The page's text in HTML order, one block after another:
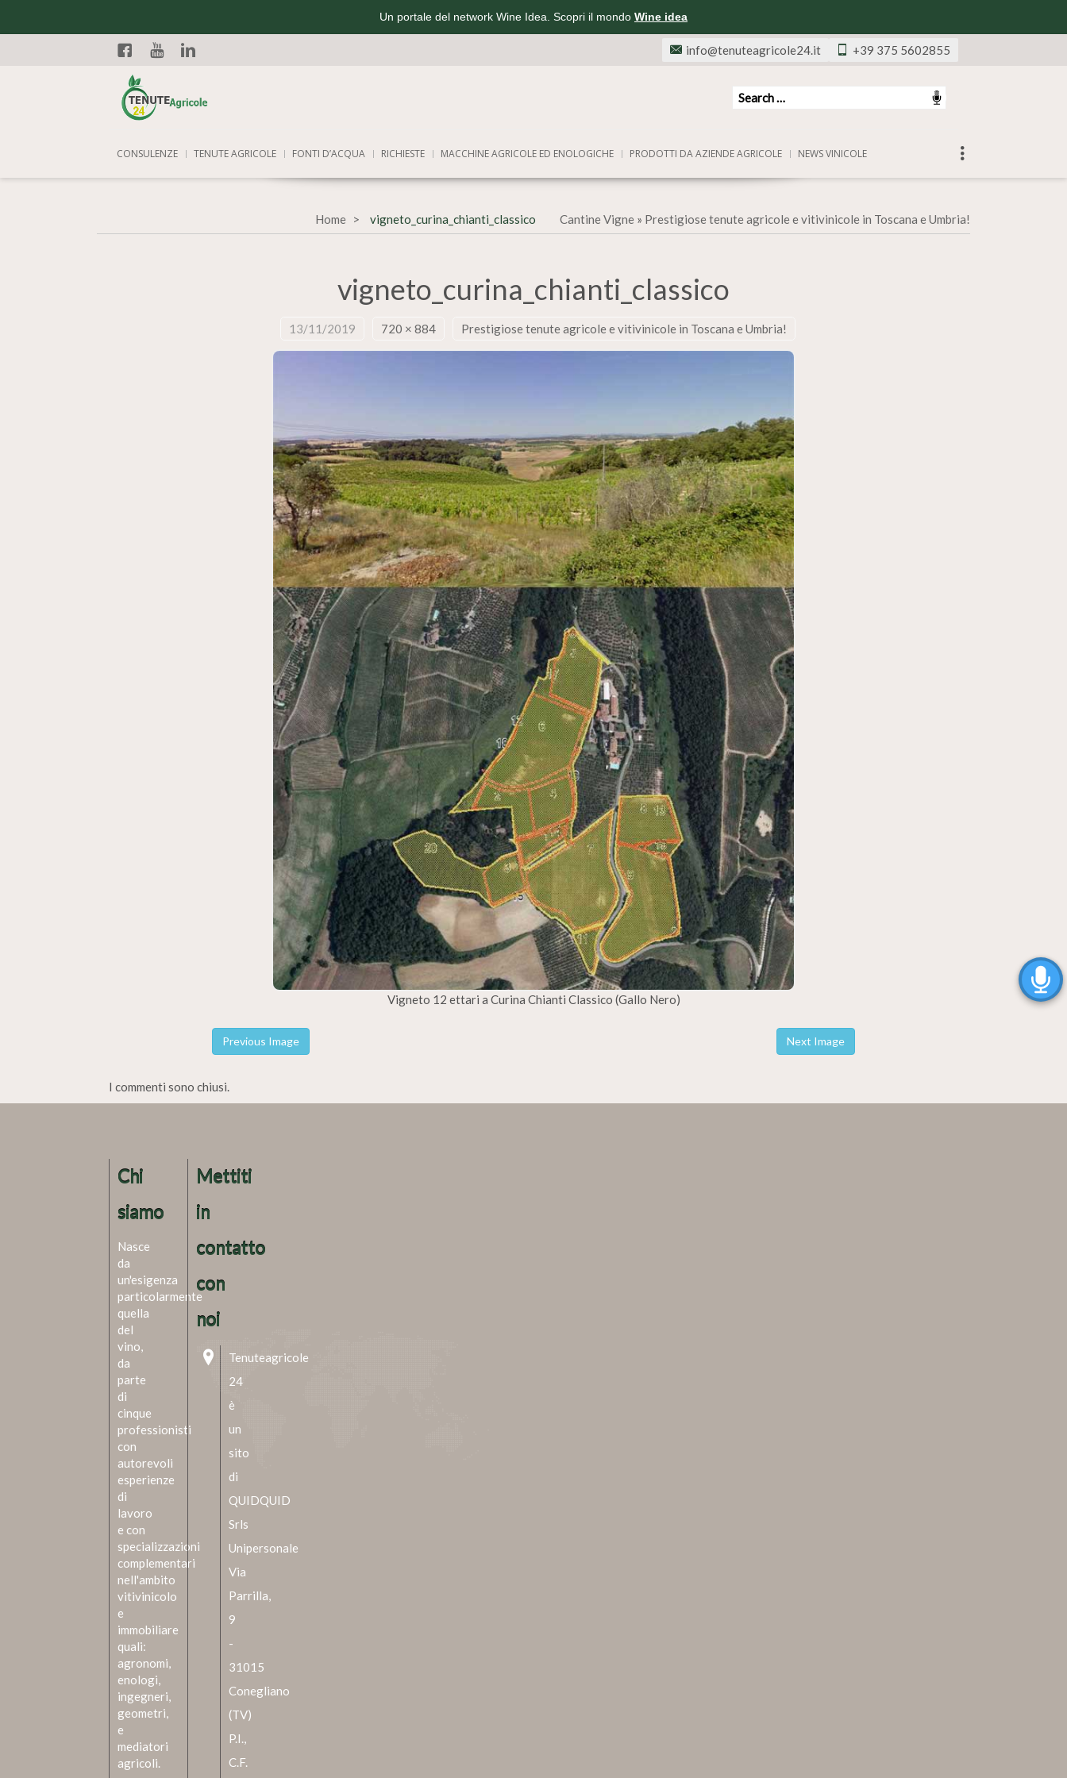
Un portale del network Wine Idea. Scopri il mondo Wine idea
Facebook
+39 375 5602855
info@tenuteagricole24.it
CONSULENZE TENUTE AGRICOLE FONTI D’ACQUA RICHIESTE MACCHINE AGRICOLE ED ENOLOGICHE PRODOTTI DA AZIENDE AGRICOLE NEWS VINICOLE
Home Cantine Vigne » Prestigiose tenute agricole e vitivinicole in Toscana e Umbria!
vigneto_curina_chianti_classico
vigneto_curina_chianti_classico
13/11/2019 720 × 884 Prestigiose tenute agricole e vitivinicole in Toscana e Umbria!
Vigneto 12 ettari a Curina Chianti Classico (Gallo Nero)
Previous Image Next Image
I commenti sono chiusi.
Chi
siamo
Nasce
da
un'esigenza
particolarmente
quella
del
vino,
da
parte
di
cinque
professionisti
con
autorevoli
esperienze
di
lavoro
e con
specializzazioni
complementari
nell'ambito
vitivinicolo
e
immobiliare
quali:
agronomi,
enologi,
ingegneri,
geometri,
e
mediatori
agricoli.
Mettiti
in
contatto
con
noi
Tenuteagricole
24
è
un
sito
di
QUIDQUID
Srls
Unipersonale
Via
Parrilla,
9
-
31015
Conegliano
(TV)
P.I.,
C.F.